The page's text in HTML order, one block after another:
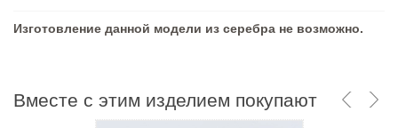
Изготовление данной модели из серебра не возможно.
Вместе с этим изделием покупают